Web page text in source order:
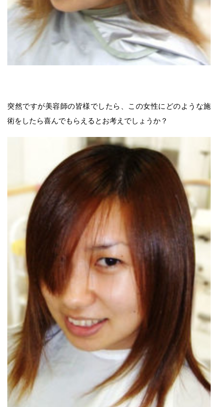
突然ですが美容師の皆様でしたら、この女性にどのような施
術をしたら喜んでもらえるとお考えでしょうか？